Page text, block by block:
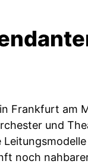
Frankfurt am
und
noch